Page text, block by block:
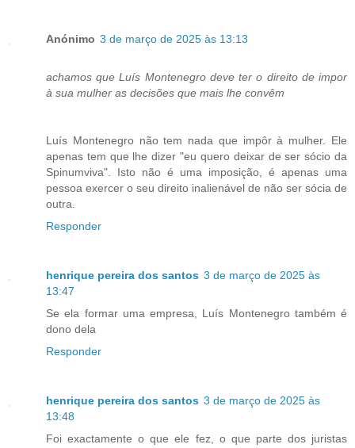
Anónimo 3 de março de 2025 às 13:13
achamos que Luís Montenegro deve ter o direito de impor
à sua mulher as decisões que mais lhe convêm
Luís Montenegro não tem nada que impôr à mulher. Ele
apenas tem que lhe dizer "eu quero deixar de ser sócio da
Spinumviva". Isto não é uma imposição, é apenas uma
pessoa exercer o seu direito inalienável de não ser sócia de
outra.
Responder
henrique pereira dos santos 3 de março de 2025 às
13:47
Se ela formar uma empresa, Luís Montenegro também é
dono dela
Responder
henrique pereira dos santos 3 de março de 2025 às
13:48
Foi exactamente o que ele fez, o que parte dos juristas